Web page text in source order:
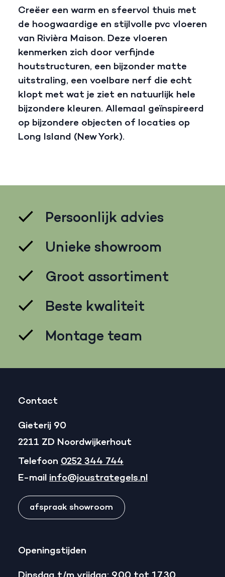
Creëer een warm en sfeervol thuis met
de hoogwaardige en stijlvolle pvc vloeren
van Rivièra Maison. Deze vloeren
kenmerken zich door verfijnde
houtstructuren, een bijzonder matte
uitstraling, een voelbare nerf die echt
klopt met wat je ziet en natuurlijk hele
bijzondere kleuren. Allemaal geïnspireerd
op bijzondere objecten of locaties op
Long Island (New York).
Persoonlijk advies
Unieke showroom
Groot assortiment
Beste kwaliteit
Montage team
Openingstijden
Contact
Gieterij 90
2211 ZD Noordwijkerhout
Telefoon0252 344 744
E-mailinfo@joustrategels.nl
afspraak showroom